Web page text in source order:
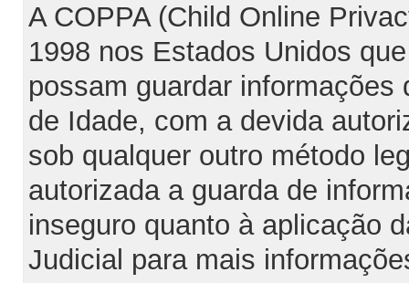
A COPPA (Child Online
1998 nos Estados Unidos
possam guardar
de Idade, com a devida
sob qualquer outro método
autorizada a guarda de
inseguro quanto à aplicação
Judicial para mais